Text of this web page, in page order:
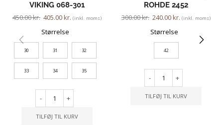
VIKING 068-301
450.00kr. 405.00kr. (inkl. moms)
Størrelse
30 31 32
33 34 35
- +
TILFØJ TIL KURV
ROHDE 2452
300.00kr. 240.00kr. (inkl. moms)
Størrelse
42
- +
TILFØJ TIL KURV